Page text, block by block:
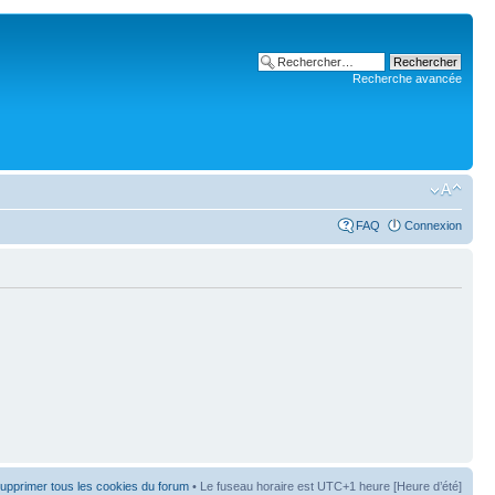
Recherche avancée
FAQ Connexion
tous les cookies du forum • Le fuseau horaire est UTC+1 heure [Heure d’été]